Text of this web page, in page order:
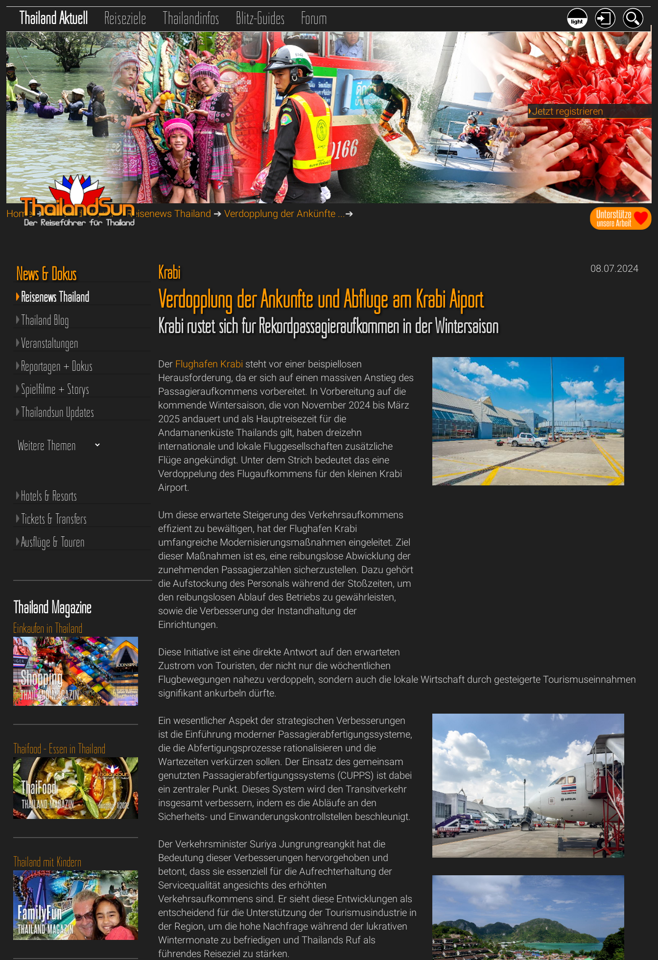
Thailand Aktuell Reiseziele Thailandinfos Blitz-Guides Forum
Jetzt registrieren
Home➔Thailand Aktuell➔Reisenews Thailand ➔Verdopplung der Ankünfte ...➔
08.07.2024
Krabi
Verdopplung der Ankünfte und Abflüge am Krabi Aiport
Krabi rüstet sich für Rekordpassagieraufkommen in der Wintersaison
Der Flughafen Krabi steht vor einer beispiellosen
Herausforderung, da er sich auf einen massiven Anstieg des
Passagieraufkommens vorbereitet. In Vorbereitung auf die
kommende Wintersaison, die von November 2024 bis März
2025 andauert und als Hauptreisezeit für die
Andamanenküste Thailands gilt, haben dreizehn
internationale und lokale Fluggesellschaften zusätzliche
Flüge angekündigt. Unter dem Strich bedeutet das eine
Verdoppelung des Flugaufkommens für den kleinen Krabi
Airport.
Um diese erwartete Steigerung des Verkehrsaufkommens
effizient zu bewältigen, hat der Flughafen Krabi
umfangreiche Modernisierungsmaßnahmen eingeleitet. Ziel
dieser Maßnahmen ist es, eine reibungslose Abwicklung der
zunehmenden Passagierzahlen sicherzustellen. Dazu gehört
die Aufstockung des Personals während der Stoßzeiten, um
den reibungslosen Ablauf des Betriebs zu gewährleisten,
sowie die Verbesserung der Instandhaltung der
Einrichtungen.
Diese Initiative ist eine direkte Antwort auf den erwarteten
Zustrom von Touristen, der nicht nur die wöchentlichen
Flugbewegungen nahezu verdoppeln, sondern auch die lokale Wirtschaft durch gesteigerte Tourismuseinnahmen
signifikant ankurbeln dürfte.
Ein wesentlicher Aspekt der strategischen Verbesserungen
ist die Einführung moderner Passagierabfertigungssysteme,
die die Abfertigungsprozesse rationalisieren und die
Wartezeiten verkürzen sollen. Der Einsatz des gemeinsam
genutzten Passagierabfertigungssystems (CUPPS) ist dabei
ein zentraler Punkt. Dieses System wird den Transitverkehr
insgesamt verbessern, indem es die Abläufe an den
Sicherheits- und Einwanderungskontrollstellen beschleunigt.
Der Verkehrsminister Suriya Jungrungreangkit hat die
Bedeutung dieser Verbesserungen hervorgehoben und
betont, dass sie essenziell für die Aufrechterhaltung der
Servicequalität angesichts des erhöhten
Verkehrsaufkommens sind. Er sieht diese Entwicklungen als
entscheidend für die Unterstützung der Tourismusindustrie in
der Region, um die hohe Nachfrage während der lukrativen
Wintermonate zu befriedigen und Thailands Ruf als
führendes Reiseziel zu stärken.
News & Dokus
Reisenews Thailand
Thailand Blog
Veranstaltungen
Reportagen + Dokus
Spielfilme + Storys
Thailandsun Updates
Hotels & Resorts
Tickets & Transfers
Ausflüge & Touren
Thailand Magazine
Einkaufen in Thailand
Thaifood - Essen in Thailand
Thailand mit Kindern